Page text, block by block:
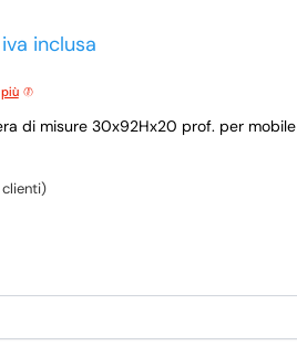
iva inclusa
di misure 30x92Hx20 prof. per mobile